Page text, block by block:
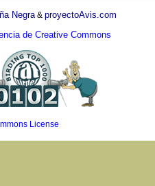
Negra& proyectoAvis.com
de Creative Commons